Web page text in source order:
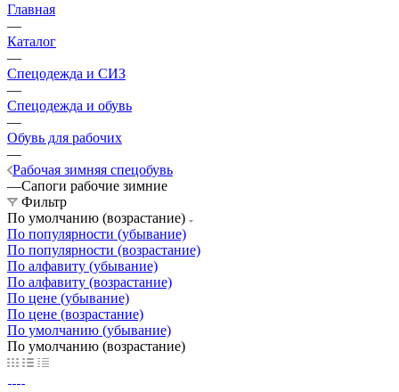
Главная
—
Каталог
—
Спецодежда и СИЗ
—
Спецодежда и обувь
—
Обувь для рабочих
—
Рабочая зимняя спецобувь
—Сапоги рабочие зимние
Фильтр
По умолчанию (возрастание)
По популярности (убывание)
По популярности (возрастание)
По алфавиту (убывание)
По алфавиту (возрастание)
По цене (убывание)
По цене (возрастание)
По умолчанию (убывание)
По умолчанию (возрастание)